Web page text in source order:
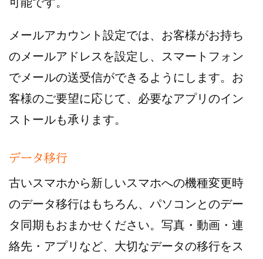
メールアカウント設定では、お客様がお持ち
のメールアドレスを設定し、スマートフォン
でメールの送受信ができるようにします。お
客様のご要望に応じて、必要なアプリのイン
ストールも承ります。
データ移行
古いスマホから新しいスマホへの機種変更時
のデータ移行はもちろん、パソコンとのデー
タ同期もおまかせください。写真・動画・連
絡先・アプリなど、大切なデータの移行をス